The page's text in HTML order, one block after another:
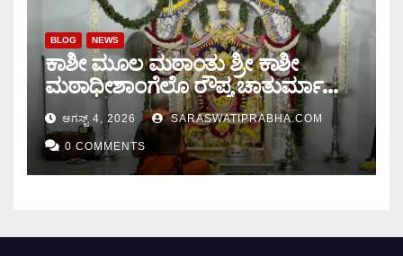
BLOG NEWS
ಕಾಶೀ ಮೂಲ ಮಠಾಂತು ಶ್ರೀ ಕಾಶೀ
ಮಠಾಧೀಶಾಂಗೆಲೊ ರೌಪ್ಯ ಚಾತುರ್ಮಾಸು
ಆರಂಭ.
ಆಗಸ್ಟ್ 4, 2026 SARASWATIPRABHA.COM
0 COMMENTS